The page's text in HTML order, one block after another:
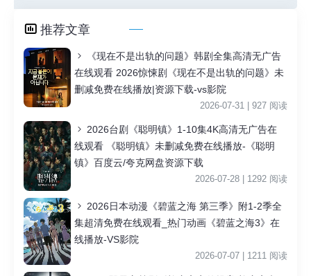
推荐文章
《现在不是出轨的问题》韩剧全集高清无广告
在线观看 2026惊悚剧《现在不是出轨的问题》未
删减免费在线播放|资源下载-vs影院
2026-07-31 | 927 阅读
2026台剧《聪明镇》1-10集4K高清无广告在
线观看 《聪明镇》未删减免费在线播放-《聪明
镇》百度云/夸克网盘资源下载
2026-07-28 | 1292 阅读
2026日本动漫《碧蓝之海 第三季》附1-2季全
集超清免费在线观看_热门动画《碧蓝之海3》在
线播放-VS影院
2026-07-07 | 1211 阅读